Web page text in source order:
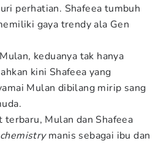
perhatian. Shafeea tumbuh
gaya trendy ala Gen
keduanya tak hanya
kini Shafeea yang
Mulan dibilang mirip sang
Mulan dan Shafeea
chemistrymanis sebagai ibu dan